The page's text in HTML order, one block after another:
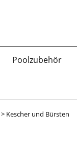
Poolzubehör
> Kescher und Bürsten